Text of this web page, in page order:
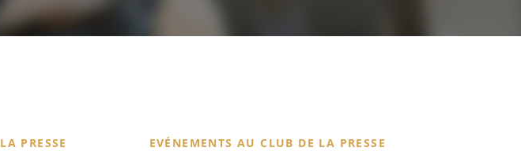
PRESSE EVÉNEMENTS AU CLUB DE LA PRESSE